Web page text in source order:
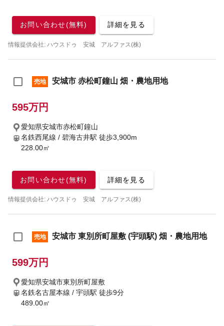
お問い合わせ(無料) 詳細を見る
情報提供会社: ハウスドゥ 安城 アルファス(株)
売地 安城市 赤松町鐘山 畑・農地用地
595万円
愛知県安城市赤松町鐘山
名鉄西尾線 / 碧海古井駅 徒歩3,900m
228.00㎡
お問い合わせ(無料) 詳細を見る
情報提供会社: ハウスドゥ 安城 アルファス(株)
売地 安城市 東別所町屋敷 (宇頭駅) 畑・農地用地
599万円
愛知県安城市東別所町屋敷
名鉄名古屋本線 / 宇頭駅 徒歩9分
489.00㎡